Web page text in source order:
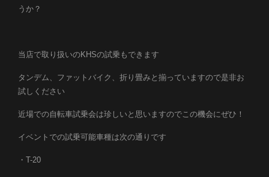
うか？
当店で取り扱いのKHSの試乗もできます
タンデム、ファットバイク、折り畳みと揃っていますので是非お
試しください
近場での自転車試乗会は珍しいと思いますのでこの機会にぜひ！
イベントでの試乗可能車種は次の通りです
・T-20